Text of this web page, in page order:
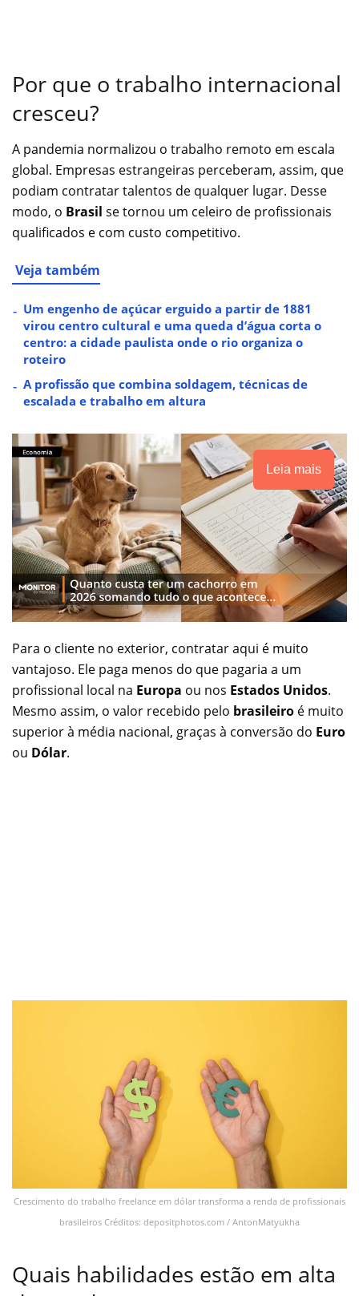
Por que o trabalho internacional
cresceu?
A pandemia normalizou o trabalho remoto em escala
global. Empresas estrangeiras perceberam, assim, que
podiam contratar talentos de qualquer lugar. Desse
modo, o Brasil se tornou um celeiro de profissionais
qualificados e com custo competitivo.
Veja também
Um engenho de açúcar erguido a partir de 1881
virou centro cultural e uma queda d’água corta o
centro: a cidade paulista onde o rio organiza o
roteiro
A profissão que combina soldagem, técnicas de
escalada e trabalho em altura
Leia mais
Para o cliente no exterior, contratar aqui é muito
vantajoso. Ele paga menos do que pagaria a um
profissional local na Europa ou nos Estados Unidos.
Mesmo assim, o valor recebido pelo brasileiro é muito
superior à média nacional, graças à conversão do Euro
ou Dólar.
Crescimento do trabalho freelance em dólar transforma a renda de profissionais
brasileiros Créditos: depositphotos.com / AntonMatyukha
Quais habilidades estão em alta